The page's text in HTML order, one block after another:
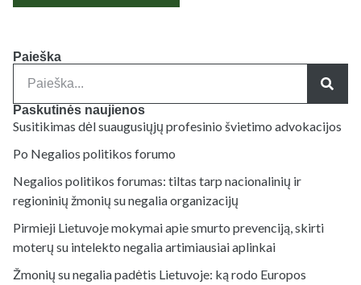
Paieška
Paskutinės naujienos
Susitikimas dėl suaugusiųjų profesinio švietimo advokacijos
Po Negalios politikos forumo
Negalios politikos forumas: tiltas tarp nacionalinių ir
regioninių žmonių su negalia organizacijų
Pirmieji Lietuvoje mokymai apie smurto prevenciją, skirti
moterų su intelekto negalia artimiausiai aplinkai
Žmonių su negalia padėtis Lietuvoje: ką rodo Europos